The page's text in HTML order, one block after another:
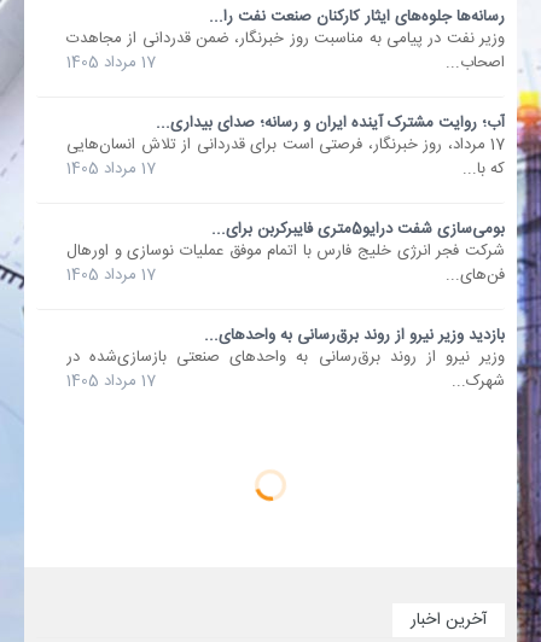
اقتصاد
خانه
رسانه‌ها جلوه‌های ایثار کارکنان صنعت نفت را...
وزیر نفت در پیامی به مناسبت روز خبرنگار، ضمن قدردانی از مجاهدت
اصحاب...
17 مرداد 1405
آب؛ روایت مشترک آینده ایران و رسانه؛ صدای بیداری...
17 مرداد، روز خبرنگار، فرصتی است برای قدردانی از تلاش انسان‌هایی
که با...
17 مرداد 1405
بومی‌سازی شفت درایو5متری فایبرکربن برای...
شرکت فجر انرژی خلیج فارس با اتمام موفق عملیات نوسازی و اورهال
فن‌های...
17 مرداد 1405
بازدید وزیر نیرو از روند برق‌رسانی به واحدهای...
وزیر نیرو از روند برق‌رسانی به واحدهای صنعتی بازسازی‌شده در
شهرک...
17 مرداد 1405
آخرین اخبار